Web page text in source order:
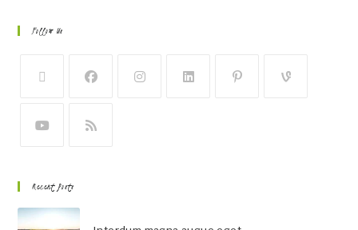
Follow Us
Recent Posts